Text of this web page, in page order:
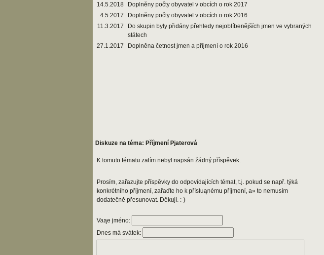
14.5.2018
Doplněny počty obyvatel v obcích o rok 2017
4.5.2017
Doplněny počty obyvatel v obcích o rok 2016
11.3.2017
Do skupin byly přidány přehledy nejoblíbenějších jmen ve vybraných
státech
27.1.2017
Doplněna četnost jmen a příjmení o rok 2016
Diskuze na téma: Příjmení Pjaterová
K tomuto tématu zatím nebyl napsán žádný příspěvek.
Prosím, zařazujte příspěvky do odpovídajících témat, t.j. pokud se např. týká
konkrétního příjmení, zařaďte ho k přísluąnému příjmení, a» to nemusím
dodatečně přesunovat. Děkuji. :-)
Vaąe jméno:
Dnes má svátek: